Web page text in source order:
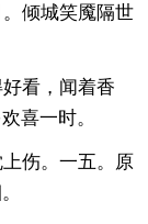
倾城笑魇隔世
看，闻着香
喜一时。
伤。一五。原